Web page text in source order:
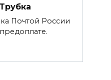
Почтой России